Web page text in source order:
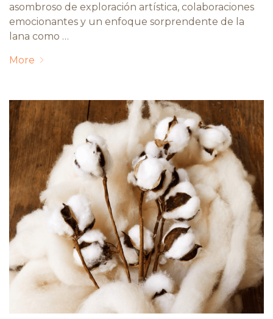
asombroso de exploración artística, colaboraciones
emocionantes y un enfoque sorprendente de la
lana como …
More